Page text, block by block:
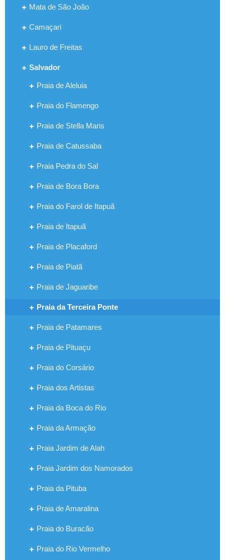
Mata de São João
Camaçari
Lauro de Freitas
Salvador
Praia de Aleluia
Praia do Flamengo
Praia de Stella Maris
Praia de Catussaba
Praia Pedra do Sal
Praia de Bora Bora
Praia do Farol de Itapuã
Praia de Itapuã
Praia de Placaford
Praia de Piatã
Praia de Jaguaribe
Praia da Terceira Ponte
Praia de Patamares
Praia de Pituaçu
Praia do Corsário
Praia dos Artistas
Praia da Boca do Rio
Praia da Armação
Praia Jardim de Alah
Praia Jardim dos Namorados
Praia da Pituba
Praia de Amaralina
Praia do Buracão
Praia do Rio Vermelho